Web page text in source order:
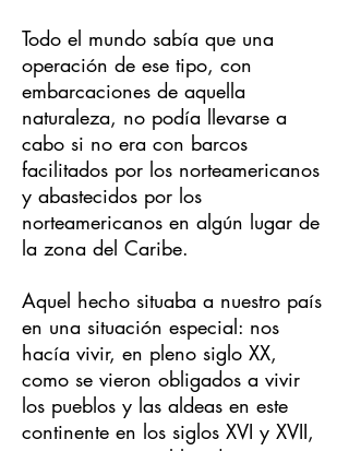
Todo el mundo sabía que una
operación de ese tipo, con
embarcaciones de aquella
naturaleza, no podía llevarse a
cabo si no era con barcos
facilitados por los norteamericanos
y abastecidos por los
norteamericanos en algún lugar de
la zona del Caribe.
Aquel hecho situaba a nuestro país
en una situación especial: nos
hacía vivir, en pleno siglo XX,
como se vieron obligados a vivir
los pueblos y las aldeas en este
continente en los siglos XVI y XVII,